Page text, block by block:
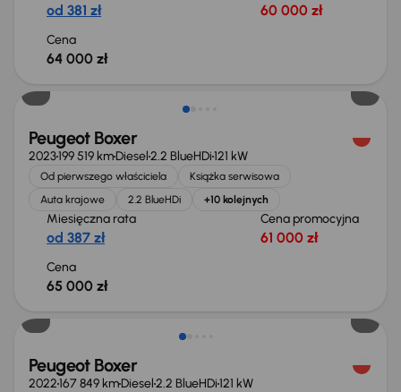
od 381 zł 60 000 zł
Cena
64 000 zł
Możliwość odliczenia VAT
Peugeot Boxer
2023199 519 kmDiesel2.2 BlueHDi121 kW
Od pierwszego właściciela
Książka serwisowa
Auta krajowe
2.2 BlueHDi +10 kolejnych
Miesięczna rata
od 387 zł
Cena promocyjna
61 000 zł
Cena
65 000 zł
Możliwość odliczenia VAT
Peugeot Boxer
2022167 849 kmDiesel2.2 BlueHDi121 kW